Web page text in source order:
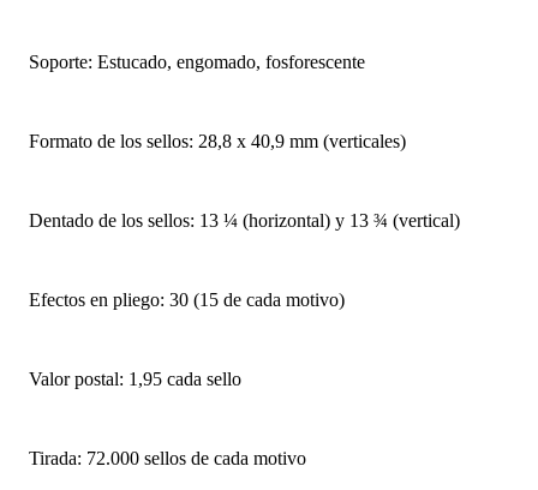
Soporte: Estucado, engomado, fosforescente
Formato de los sellos: 28,8 x 40,9 mm (verticales)
Dentado de los sellos: 13 ¼ (horizontal) y 13 ¾ (vertical)
Efectos en pliego: 30 (15 de cada motivo)
Valor postal: 1,95 cada sello
Tirada: 72.000 sellos de cada motivo